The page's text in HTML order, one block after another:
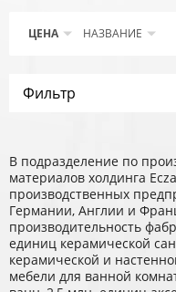
ЦЕНА НАЗВАНИЕ
Фильтр
В подразделение по
материалов холдинга
производственных
Германии, Англии и
производительность
единиц керамической
керамической и
мебели для ванной